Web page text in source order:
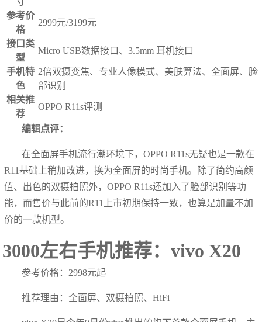
参考价
格
2999元/3199元
接口类
型
Micro USB数据接口、3.5mm 耳机接口
手机特
色
2倍双摄变焦、专业人像模式、美肤算法、全面屏、脸
部识别
相关推
荐
OPPO R11s评测
编辑点评：
在全面屏手机流行潮环境下，OPPO R11s无疑也是一款在
R11基础上稍加改进，换为全面屏的时尚手机。除了简约高颜
值、出色的双摄拍照外，OPPO R11s还加入了脸部识别等功
能，而售价与此前的R11上市初期保持一致，也算是加量不加
价的一款机型。
3000左右手机推荐：vivo X20
参考价格：2998元起
推荐理由：全面屏、双摄拍照、HiFi